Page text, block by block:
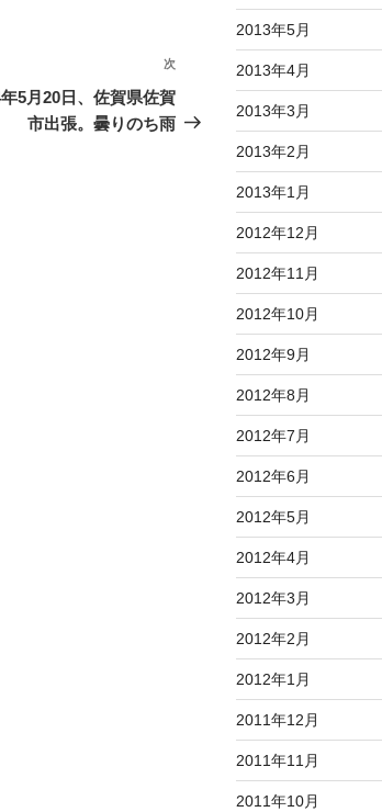
投
次
5月20日、佐賀県佐賀
市出張。曇りのち雨
2013年5月
2013年4月
2013年3月
2013年2月
2013年1月
2012年12月
2012年11月
2012年10月
2012年9月
2012年8月
2012年7月
2012年6月
2012年5月
2012年4月
2012年3月
2012年2月
2012年1月
2011年12月
2011年11月
2011年10月